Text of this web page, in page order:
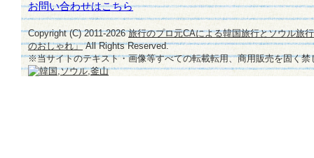
お問い合わせはこちら
Copyright (C) 2011-2026旅行のプロ元CAによる韓国旅行とソウル旅
のおしゃれ」All Rights Reserved.
※当サイトのテキスト・画像等すべての転載転用、商用販売を固く禁